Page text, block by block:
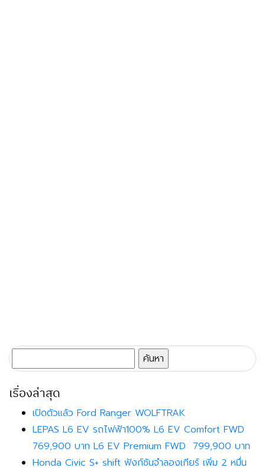
สำหรับ:
เรื่องล่าสุด
เปิดตัวแล้ว Ford Ranger WOLFTRAK
LEPAS L6 EV รถไฟฟ้า100% L6 EV Comfort FWD
769,900 บาท L6 EV Premium FWD 799,900 บาท
Honda Civic S+ shift ฟังก์ชันจำลองเกียร์ เพิ่ม 2 หมื่น